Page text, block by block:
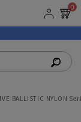
0
BALLISTIC NYLON